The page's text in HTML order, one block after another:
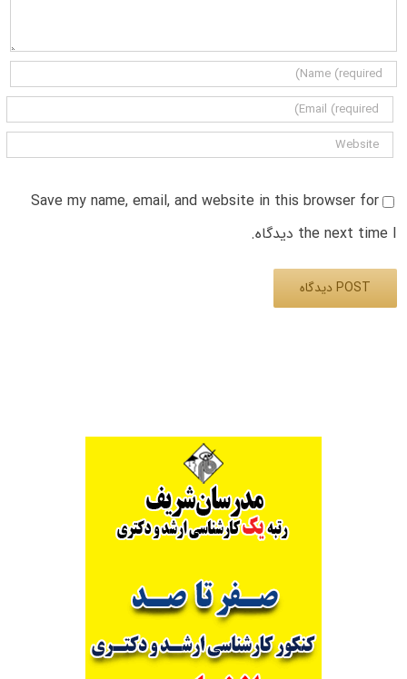
Save my name, email, and website in this browser for
the next time I دیدگاه.